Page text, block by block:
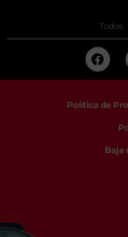
Todos
Política de
Baja